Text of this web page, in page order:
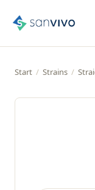
Start / Strains /